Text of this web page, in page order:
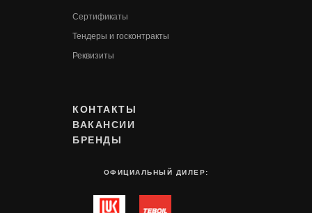
Сертификаты
Тендеры и госконтракты
Реквизиты
КОНТАКТЫ
ОФИЦИАЛЬНЫЙ ДИЛЕР:
БРЕНДЫ
ВАКАНСИИ